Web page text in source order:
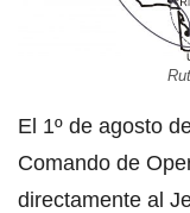
El 1º de agosto
Comando de
directamente al